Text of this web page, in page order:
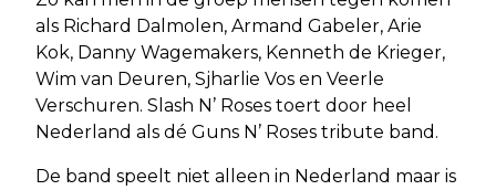
als Richard Dalmolen, Armand Gabeler, Arie
Kok, Danny Wagemakers, Kenneth de Krieger,
Wim van Deuren, Sjharlie Vos en Veerle
Verschuren. Slash N’ Roses toert door heel
Nederland als dé Guns N’ Roses tribute band.
De band speelt niet alleen in Nederland maar is